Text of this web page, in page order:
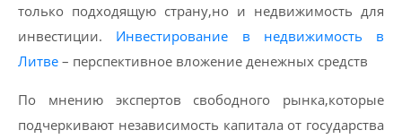
только подходящую страну,но и недвижимость для
инвестиции. Инвестирование в недвижимость в
Литве – перспективное вложение денежных средств
По мнению экспертов свободного рынка,которые
подчеркивают независимость капитала от государства